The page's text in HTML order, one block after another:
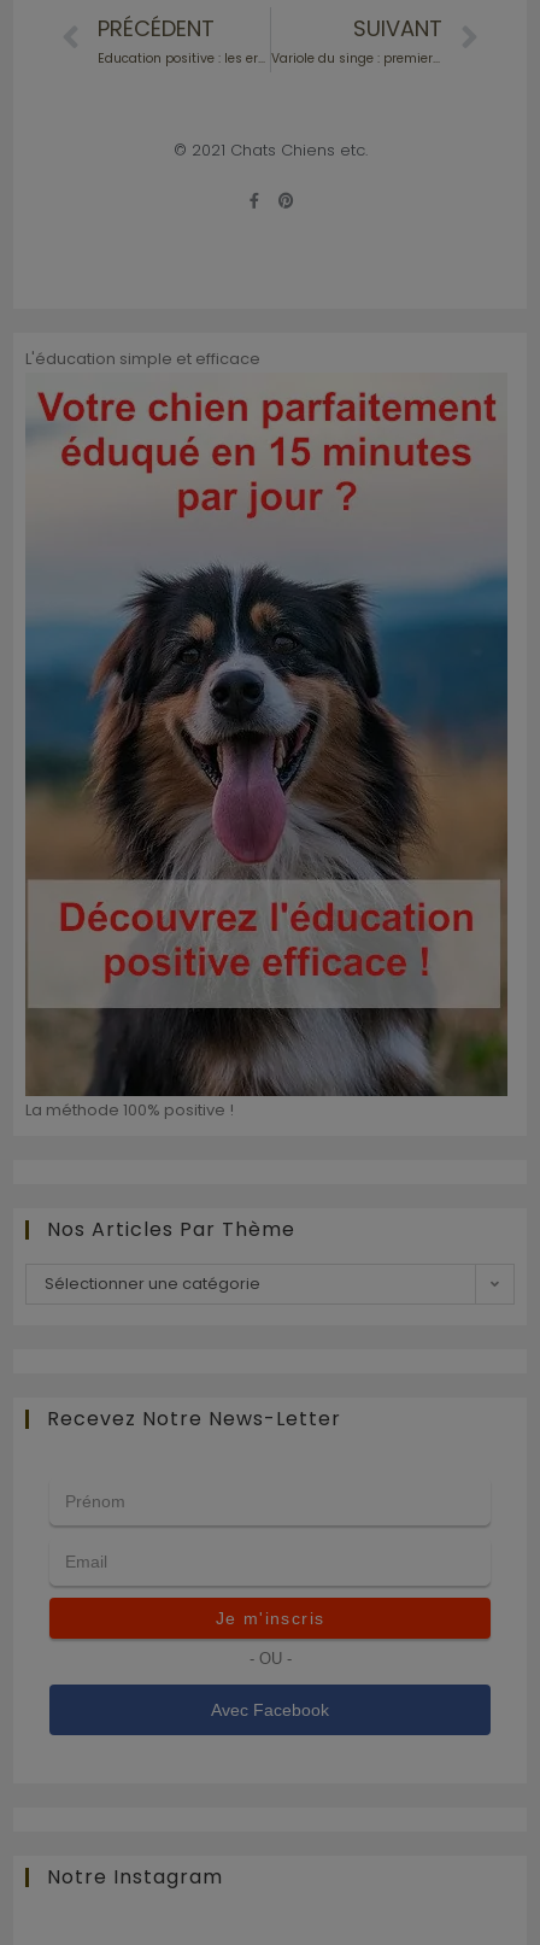
PRÉCÉDENT
Education positive : les erreurs que vous risquez de faire sans le savoir.
SUIVANT
Variole du singe : premier cas de transmission à un chien ! Faut-il s’inquiéter ?
© 2021 Chats Chiens etc.
L'éducation simple et efficace
La méthode 100% positive !
Nos Articles Par Thème
Sélectionner une catégorie
Recevez Notre News-Letter
Je m'inscris
- OU -
Avec Facebook
Notre Instagram